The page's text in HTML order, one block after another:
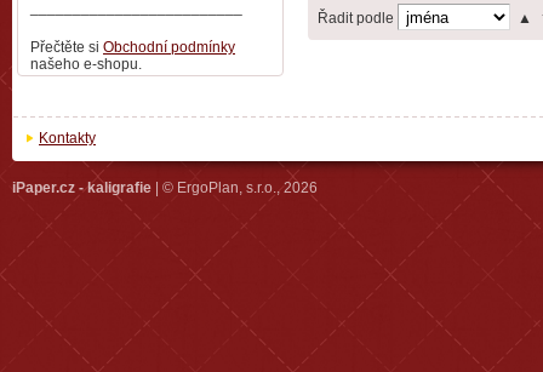
Řadit podle ▲
Přečtěte si Obchodní podmínky
našeho e-shopu.
Kontakty
iPaper.cz - kaligrafie | © ErgoPlan, s.r.o., 2026